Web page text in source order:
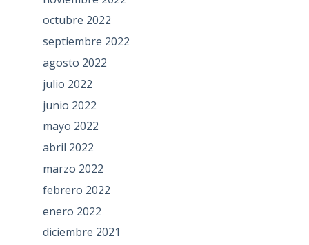
octubre 2022
septiembre 2022
agosto 2022
julio 2022
junio 2022
mayo 2022
abril 2022
marzo 2022
febrero 2022
enero 2022
diciembre 2021